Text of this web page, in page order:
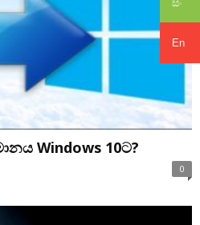
සිං
En
Windows 10ට?
0